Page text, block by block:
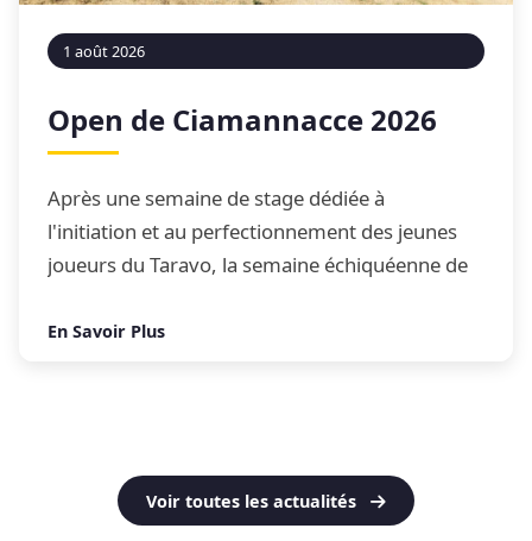
1 août 2026
Open de Ciamannacce 2026
Après une semaine de stage dédiée à
l'initiation et au perfectionnement des jeunes
joueurs du Taravo, la semaine échiquéenne de
Open de blitz
En Savoir Plus
Voir toutes les actualités